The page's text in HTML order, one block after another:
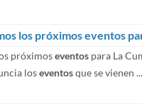
los próximos eventos
próximoseventos para La
loseventosque se vienen ...